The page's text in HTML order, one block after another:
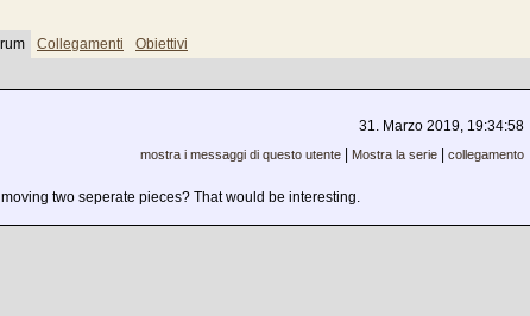
Collegamenti Obiettivi
31. Marzo 2019, 19:34:58
mostra i messaggi di questo utente Mostra la serie
collegamento
two seperate pieces? That would be interesting.